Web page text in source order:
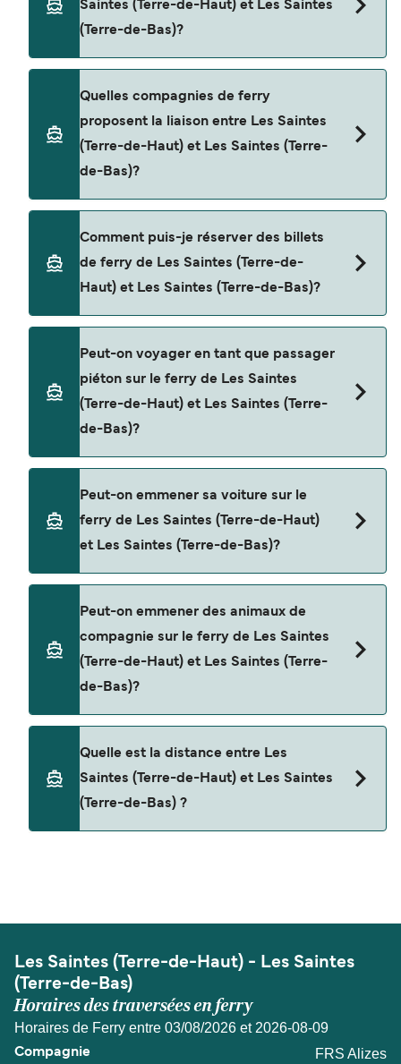
minutes. La durée des traversées peut varier
d'une saison à l'autre. Nous vous conseillons donc
de vérifier ce qu'il en est, pour le départ de votre
Saintes (Terre-de-Haut) et Les Saintes
(Terre-de-Bas)?
varier selon la saison. Le prix moyen de Les
Saintes (Terre-de-Haut) à Les Saintes (Terre-de-
Bas) est de $32. Prix hors frais de réservation.
Quelles compagnies de ferry
proposent la liaison entre Les Saintes
(Terre-de-Haut) et Les Saintes (Terre-
de-Bas)?
Comment puis-je réserver des billets
de ferry de Les Saintes (Terre-de-
Haut) et Les Saintes (Terre-de-Bas)?
notre moteur de recherche et consultez notre
page d'offres pour consulter les dernières
promotions disponibles.
Peut-on voyager en tant que passager
piéton sur le ferry de Les Saintes
(Terre-de-Haut) et Les Saintes (Terre-
de-Bas)?
Saintes (Terre-de-Bas) avec
Peut-on emmener sa voiture sur le
ferry de Les Saintes (Terre-de-Haut)
et Les Saintes (Terre-de-Bas)?
ferry entre Les Saintes (Terre-de-Haut) et Les
Saintes (Terre-de-Bas).
Peut-on emmener des animaux de
compagnie sur le ferry de Les Saintes
(Terre-de-Haut) et Les Saintes (Terre-
de-Bas)?
Les Saintes (Terre-de-Haut) et Les Saintes (Terre-
de-Bas).
Quelle est la distance entre Les
Saintes (Terre-de-Haut) et Les Saintes
(Terre-de-Bas) ?
Les Saintes (Terre-de-Haut) - Les Saintes
(Terre-de-Bas)
Horaires des traversées en ferry
Horaires de Ferry entre 03/08/2026 et 2026-08-09
FRS Alizes